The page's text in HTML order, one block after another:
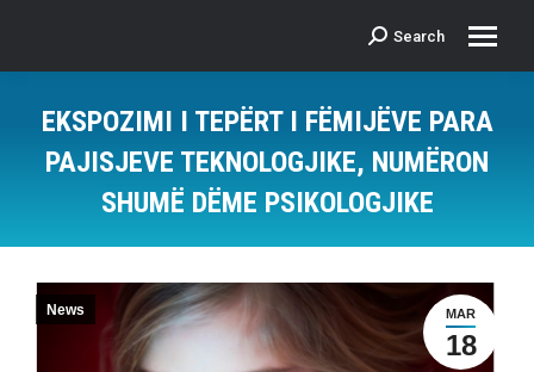
Search:
Search
EKSPOZIMI I TEPËRT I FËMIJËVE PARA
PAJISJEVE TEKNOLOGJIKE, NUMËRON
SHUMË DËME PSIKOLOGJIKE
MAR
18
News